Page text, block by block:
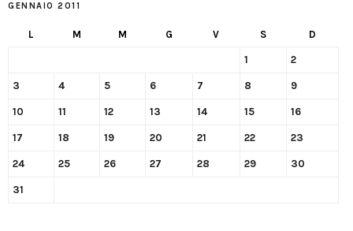
GENNAIO 2011
L M M G V S D
1 2
3 4 5 6 7 8 9
10 11 12 13 14 15 16
17 18 19 20 21 22 23
24 25 26 27 28 29 30
31